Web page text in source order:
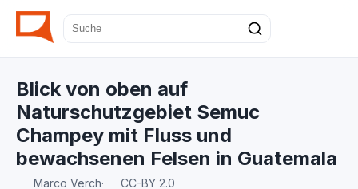
Blick von oben auf
Naturschutzgebiet Semuc
Champey mit Fluss und
bewachsenen Felsen in Guatemala
Marco Verch· CC-BY 2.0